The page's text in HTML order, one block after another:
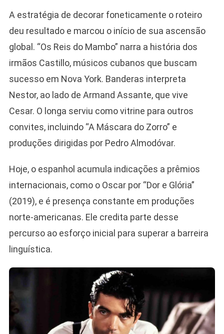
A estratégia de decorar foneticamente o roteiro
deu resultado e marcou o início de sua ascensão
global. “Os Reis do Mambo” narra a história dos
irmãos Castillo, músicos cubanos que buscam
sucesso em Nova York. Banderas interpreta
Nestor, ao lado de Armand Assante, que vive
Cesar. O longa serviu como vitrine para outros
convites, incluindo “A Máscara do Zorro” e
produções dirigidas por Pedro Almodóvar.
Hoje, o espanhol acumula indicações a prêmios
internacionais, como o Oscar por “Dor e Glória”
(2019), e é presença constante em produções
norte-americanas. Ele credita parte desse
percurso ao esforço inicial para superar a barreira
linguística.